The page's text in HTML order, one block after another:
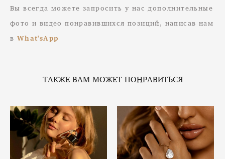
Вы всегда можете запросить у нас дополнительные
фото и видео понравившихся позиций, написав нам
в What'sApp
ТАКЖЕ ВАМ МОЖЕТ ПОНРАВИТЬСЯ